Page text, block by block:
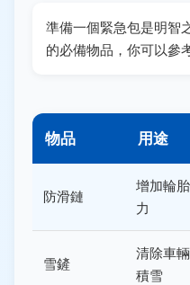
準備一個緊急包是明智
的必備物品，你可以參
物品 用途
防滑鏈
增加輪
力
雪鏟
清除車
積雪